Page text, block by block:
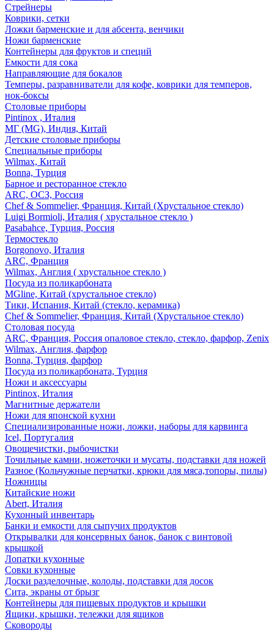
Стрейнеры
Коврики, сетки
Ложки барменские и для абсента, венчики
Ножи барменские
Контейнеры для фруктов и специй
Емкости для сока
Направляющие для бокалов
Темперы, разравниватели для кофе, коврики для темперов,
нок-боксы
Столовые приборы
Pintinox , Италия
МГ (MG), Индия, Китай
Детские столовые приборы
Специальные приборы
Wilmax, Китай
Bonna, Турция
Барное и ресторанное стекло
ARC, ОСЗ, Россия
Chef & Sommelier, Франция, Китай (Хрустальное стекло)
Luigi Bormioli, Италия ( хрустальное стекло )
Pasabahce, Турция, Россия
Термостекло
Borgonovo, Италия
ARC, Франция
Wilmax, Англия ( хрустальное стекло )
Посуда из поликарбоната
MGline, Китай (хрустальное стекло)
Тики, Испания, Китай (стекло, керамика)
Chef & Sommelier, Франция, Китай (Хрустальное стекло)
Столовая посуда
ARC, Франция, Россия опаловое стекло, стекло, фарфор, Zenix
Wilmax, Англия, фарфор
Bonna, Турция, фарфор
Посуда из поликарбоната, Турция
Ножи и аксессуары
Pintinox, Италия
Магнитные держатели
Ножи для японской кухни
Специализированные ножи, ложки, наборы для карвинга
Icel, Португалия
Овощечистки, рыбочистки
Точильные камни, ножеточки и мусаты, подставки для ножей
Разное (Кольчужные перчатки, крюки для мяса,топоры, пилы)
Ножницы
Китайские ножи
Abert, Италия
Кухонный инвентарь
Банки и емкости для сыпучих продуктов
Открывалки для консервных банок, банок с винтовой
крышкой
Лопатки кухонные
Совки кухонные
Доски разделочные, колоды, подставки для досок
Сита, экраны от брызг
Контейнеры для пищевых продуктов и крышки
Ящики, крышки, тележки для ящиков
Сковороды